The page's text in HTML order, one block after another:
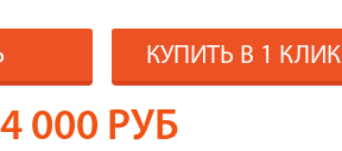
КУПИТЬ В 1 КЛИК
000 РУБ